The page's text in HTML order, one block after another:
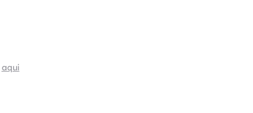
aqui